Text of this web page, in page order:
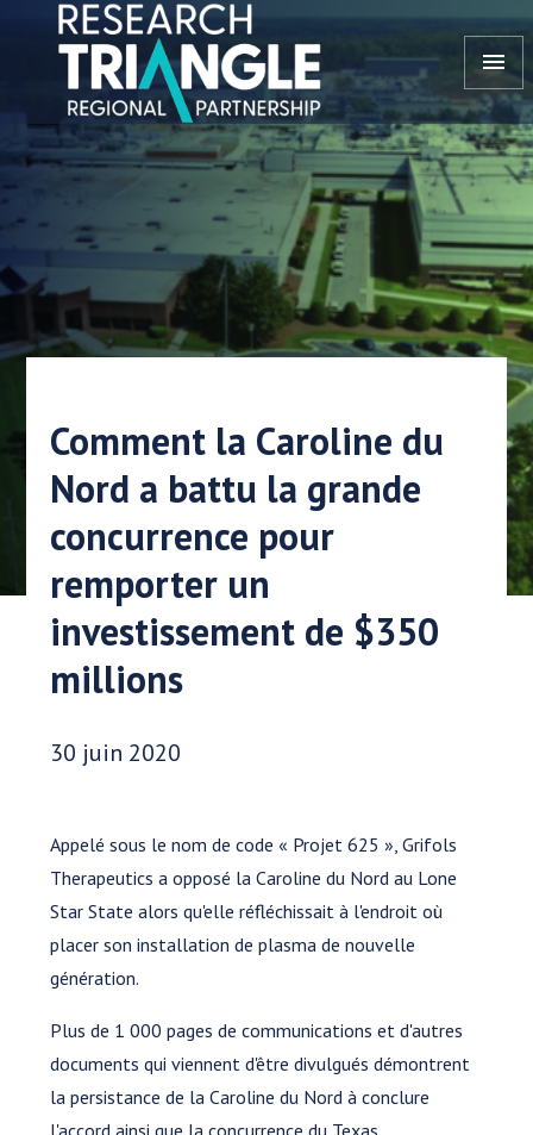
Aller au contenu
menu
Comment la Caroline du
Nord a battu la grande
concurrence pour
remporter un
investissement de $350
millions
Date publiée:
30 juin 2020
Appelé sous le nom de code « Projet 625 », Grifols
Therapeutics a opposé la Caroline du Nord au Lone
Star State alors qu'elle réfléchissait à l'endroit où
placer son installation de plasma de nouvelle
génération.
Plus de 1 000 pages de communications et d'autres
documents qui viennent d'être divulgués démontrent
la persistance de la Caroline du Nord à conclure
l'accord ainsi que la concurrence du Texas.